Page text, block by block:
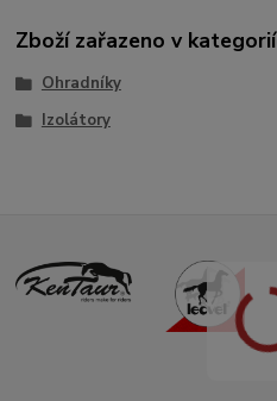
Zboží zařazeno v
Ohradníky
Izolátory